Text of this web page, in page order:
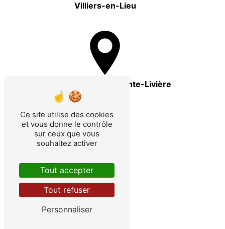
Villiers-en-Lieu
Eclaron-Braucourt-Sainte-Livière
Ancerville
Ce site utilise des cookies
et vous donne le contrôle
sur ceux que vous
souhaitez activer
Tout accepter
Tout refuser
Personnaliser